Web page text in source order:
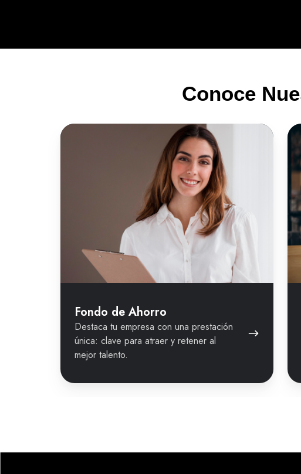
Conoce
Fondo de Ahorro
Destaca tu empresa con una prestación
única: clave para atraer y retener al
mejor talento.
Fondo
de